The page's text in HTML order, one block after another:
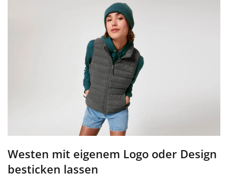
Westen mit eigenem Logo oder Design
besticken lassen